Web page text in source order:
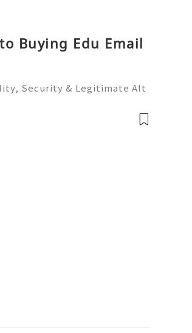
Buying Edu Email
Security & Legitimate Alt
+1 (506) 541-7768 ✈️✨